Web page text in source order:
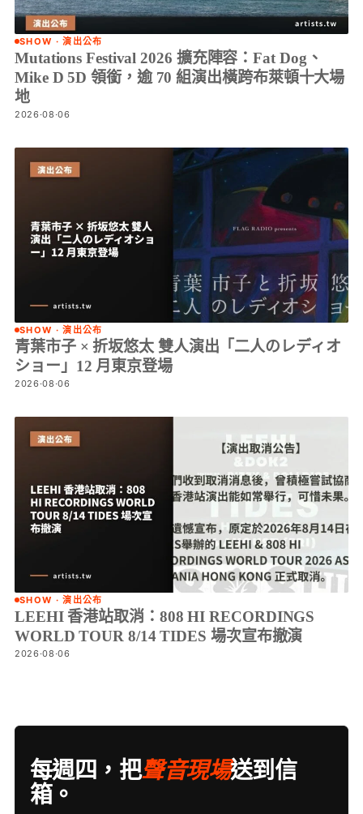
SHOW · 演出公布
Mutations Festival 2026 擴充陣容：Fat Dog、
Mike D 5D 領銜，逾 70 組演出橫跨布萊頓十大場
地
2026·08·06
SHOW · 演出公布
青葉市子 × 折坂悠太 雙人演出「二人のレディオ
ショー」12 月東京登場
2026·08·06
SHOW · 演出公布
LEEHI 香港站取消：808 HI RECORDINGS
WORLD TOUR 8/14 TIDES 場次宣布撤演
2026·08·06
每週四，把聲音現場送到信
箱。